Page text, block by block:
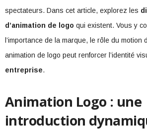
spectateurs. Dans cet article, explorez les
d’animation de logo qui existent. Vous y
l’importance de la marque, le rôle du motion
animation de logo peut renforcer l’identité
entreprise.
Animation Logo : une
introduction